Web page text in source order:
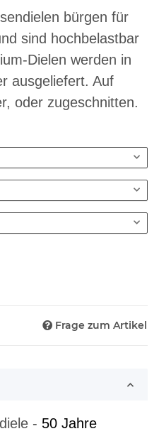
bürgen für
sind hochbelastbar
Dielen werden in
ausgeliefert. Auf
oder zugeschnitten.
Frage zum Artikel
- 50 Jahre